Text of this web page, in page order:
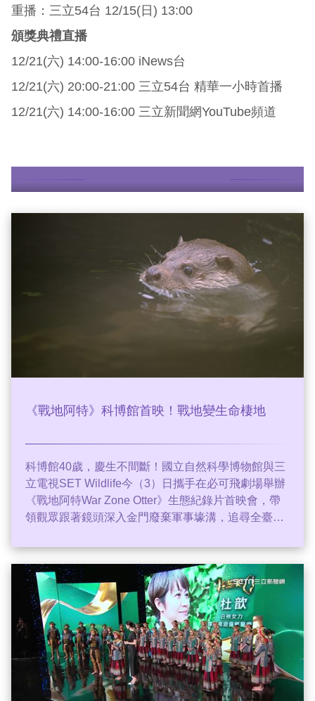
重播：三立54台 12/15(日) 13:00
頒獎典禮直播
12/21(六) 14:00-16:00 iNews台
12/21(六) 20:00-21:00 三立54台 精華一小時首播
12/21(六) 14:00-16:00 三立新聞網YouTube頻道
《戰地阿特》科博館首映！戰地變生命棲地
科博館40歲，慶生不間斷！國立自然科學博物館與三
立電視SET Wildlife今（3）日攜手在必可飛劇場舉辦
《戰地阿特War Zone Otter》生態紀錄片首映會，帶
領觀眾跟著鏡頭深入金門廢棄軍事壕溝，追尋全臺剩